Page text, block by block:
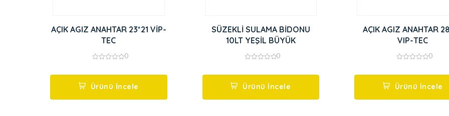
AÇIK AGIZ ANAHTAR 23*21 VİP-
TEC
5
0
Ürünü İncele
SÜZEKLİ SULAMA BİDONU
10LT YEŞİL BÜYÜK
5
0
Ürünü İncele
AÇIK AGIZ ANAHTAR
VIP-TEC
5
0
Ürünü İncele